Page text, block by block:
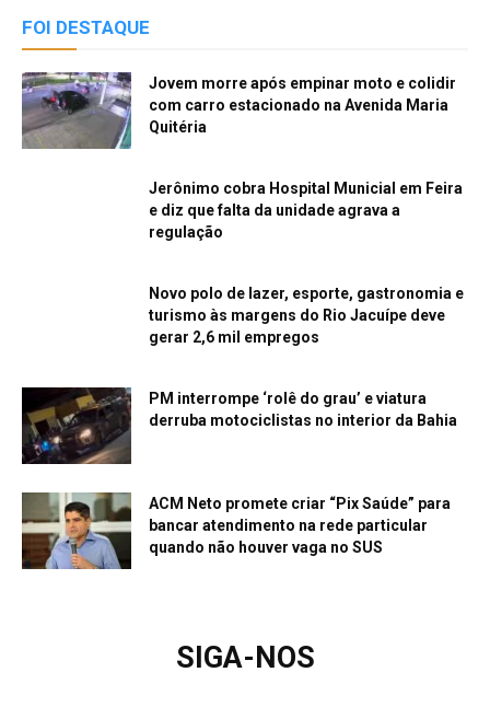
FOI DESTAQUE
Jovem morre após empinar moto e colidir
com carro estacionado na Avenida Maria
Quitéria
Jerônimo cobra Hospital Municial em Feira
e diz que falta da unidade agrava a
regulação
Novo polo de lazer, esporte, gastronomia e
turismo às margens do Rio Jacuípe deve
gerar 2,6 mil empregos
PM interrompe ‘rolê do grau’ e viatura
derruba motociclistas no interior da Bahia
ACM Neto promete criar “Pix Saúde” para
bancar atendimento na rede particular
quando não houver vaga no SUS
SIGA-NOS